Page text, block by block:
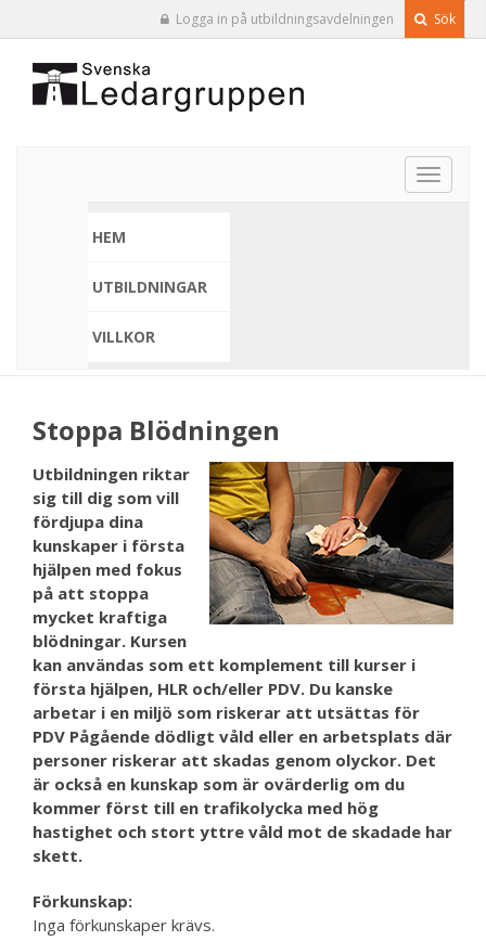
Logga in på utbildningsavdelningen Sök
Toggle
HEM
UTBILDNINGAR
VILLKOR
Stoppa Blödningen
Utbildningen riktar
sig till dig som vill
fördjupa dina
kunskaper i första
hjälpen med fokus
på att stoppa
mycket kraftiga
blödningar. Kursen
kan användas som ett komplement till kurser i
första hjälpen, HLR och/eller PDV. Du kanske
arbetar i en miljö som riskerar att utsättas för
PDV Pågående dödligt våld eller en arbetsplats där
personer riskerar att skadas genom olyckor. Det
är också en kunskap som är ovärderlig om du
kommer först till en trafikolycka med hög
hastighet och stort yttre våld mot de skadade har
skett.
Förkunskap:
Inga förkunskaper krävs.